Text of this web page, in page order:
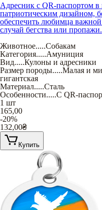
Адресник с QR-паспортом в
патриотическим дизайном,
обеспечить любимца
случай бегства или пропажи.
Животное.....Собакам
Категория.....Амуниция
Вид.....Кулоны и адресники
Размер породы.....Малая и
гигантская
Материал.....Сталь
Особенности.....С QR-
1 шт
165,00
-20%
132,00₴
Купить